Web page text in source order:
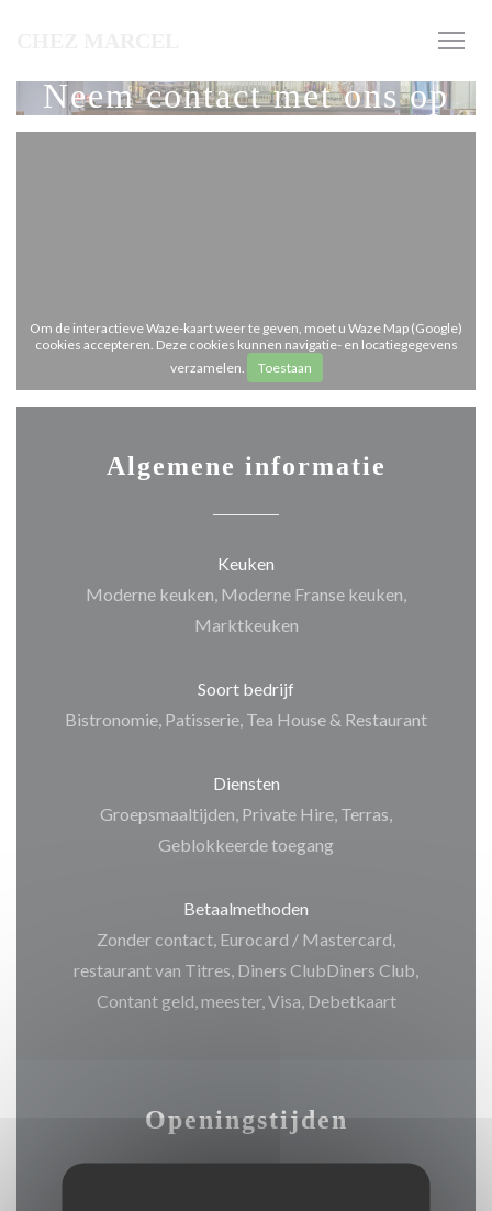
Neem contact met ons op
Om de interactieve Waze-kaart weer te geven, moet u Waze Map (Google)
cookies accepteren. Deze cookies kunnen navigatie- en locatiegegevens
verzamelen.
Toestaan
Algemene informatie
Keuken
Moderne keuken, Moderne Franse keuken,
Marktkeuken
Soort bedrijf
Bistronomie, Patisserie, Tea House & Restaurant
Diensten
Groepsmaaltijden, Private Hire, Terras,
Geblokkeerde toegang
Betaalmethoden
Zonder contact, Eurocard / Mastercard,
restaurant van Titres, Diners ClubDiners Club,
Contant geld, meester, Visa, Debetkaart
Openingstijden